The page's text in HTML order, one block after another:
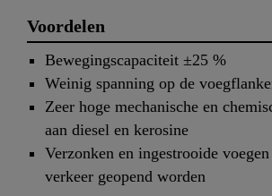
Voordelen
Bewegingscapaciteit ±25 %
Weinig spanning op de
Zeer hoge mechanische en
aan diesel en kerosine
Verzonken en ingestrooide
verkeer geopend worden